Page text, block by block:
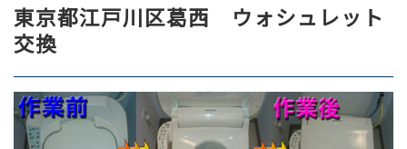
東京都江戸川区葛西 ウォシュレット
交換